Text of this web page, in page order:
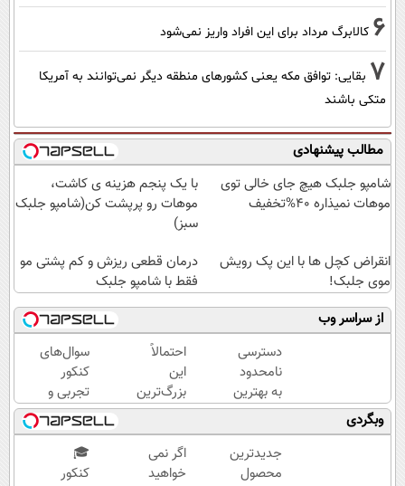
6 کالابرگ مرداد برای این افراد واریز نمی‌شود
7 بقایی: توافق مکه یعنی کشورهای منطقه دیگر نمی‌توانند به آمریکا
متکی باشند
مطالب پیشنهادی
شامپو جلبک هیچ جای خالی توی
موهات نمیذاره 40%تخفیف
با یک پنجم هزینه ی کاشت،
موهات رو پرپشت کن(شامپو جلبک
سبز)
انقراض کچل ها با این پک رویش
موی جلبک!
درمان قطعی ریزش و کم پشتی مو
فقط با شامپو جلبک
از سراسر وب
دسترسی
نامحدود
به بهترین
آموزش‌ها
تا روز
کنکور
احتمالاً
این
بزرگ‌ترین
اشتباه
مراقبت از
موته...
سوال‌های
کنکور
تجربی و
ریاضی در
پکیج ماز
وبگردی
جدیدترین
محصول
اگر نمی
خواهید
🎓
کنکور